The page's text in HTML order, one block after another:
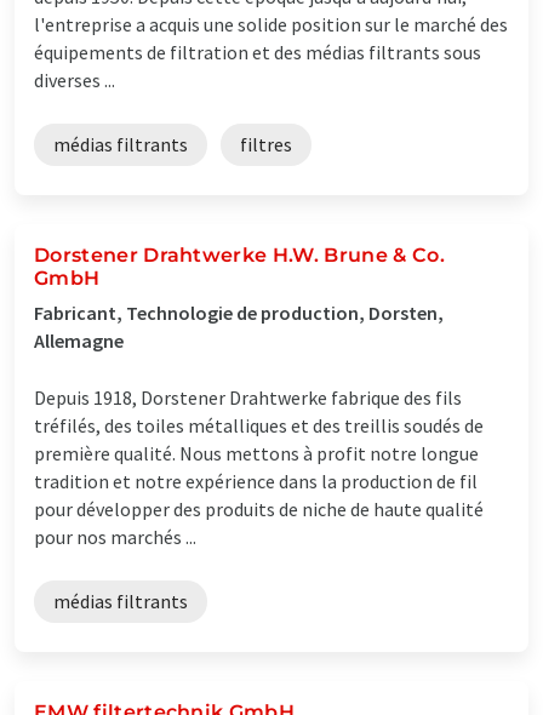
l'entreprise a acquis une solide position sur le marché des
équipements de filtration et des médias filtrants sous
diverses ...
médias filtrants filtres
Dorstener Drahtwerke H.W. Brune & Co.
GmbH
Fabricant, Technologie de production, Dorsten,
Allemagne
Depuis 1918, Dorstener Drahtwerke fabrique des fils
tréfilés, des toiles métalliques et des treillis soudés de
première qualité. Nous mettons à profit notre longue
tradition et notre expérience dans la production de fil
pour développer des produits de niche de haute qualité
pour nos marchés ...
médias filtrants